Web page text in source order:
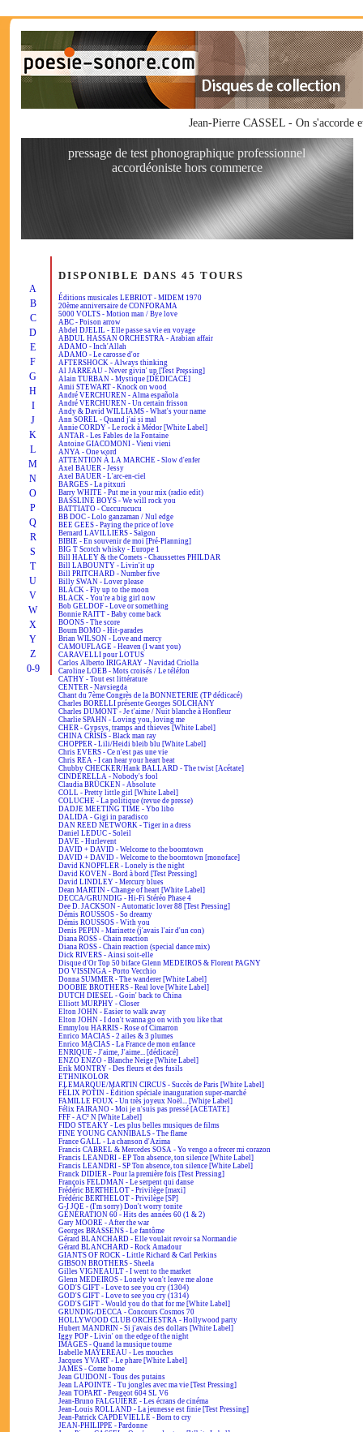
Jean-Pierre CASSEL - On s'accorde
pressage de test phonographique professionnel
accordéoniste hors commerce
A
B
C
D
E
F
G
H
I
J
K
L
M
N
O
P
Q
R
S
T
U
V
W
X
Y
Z
0-9
DISPONIBLE DANS 45 TOURS
Éditions musicales LEBRIOT - MIDEM 1970
20ème anniversaire de CONFORAMA
5000 VOLTS - Motion man / Bye love
ABC - Poison arrow
Abdel DJELIL - Elle passe sa vie en voyage
ABDUL HASSAN ORCHESTRA - Arabian affair
ADAMO - Inch'Allah
ADAMO - Le carosse d'or
AFTERSHOCK - Always thinking
Al JARREAU - Never givin' up [Test Pressing]
Alain TURBAN - Mystique [DÉDICACÉ]
Amii STEWART - Knock on wood
André VERCHUREN - Alma española
André VERCHUREN - Un certain frisson
Andy & David WILLIAMS - What's your name
Ann SOREL - Quand j'ai si mal
Annie CORDY - Le rock à Médor [White Label]
ANTAR - Les Fables de la Fontaine
Antoine GIACOMONI - Vieni vieni
ANYA - One word
ATTENTION À LA MARCHE - Slow d'enfer
Axel BAUER - Jessy
Axel BAUER - L'arc-en-ciel
BARGES - La pitxuri
Barry WHITE - Put me in your mix (radio edit)
BASSLINE BOYS - We will rock you
BATTIATO - Cuccurucucu
BB DOC - Lolo ganzaman / Nul edge
BEE GEES - Paying the price of love
Bernard LAVILLIERS - Saïgon
BIBIE - En souvenir de moi [Pré-Planning]
BIG T Scotch whisky - Europe 1
Bill HALEY & the Comets - Chaussettes PHILDAR
Bill LABOUNTY - Livin'it up
Bill PRITCHARD - Number five
Billy SWAN - Lover please
BLACK - Fly up to the moon
BLACK - You're a big girl now
Bob GELDOF - Love or something
Bonnie RAITT - Baby come back
BOONS - The score
Boum BOMO - Hit-parades
Brian WILSON - Love and mercy
CAMOUFLAGE - Heaven (I want you)
CARAVELLI pour LOTUS
Carlos Alberto IRIGARAY - Navidad Criolla
Caroline LOEB - Mots croisés / Le téléfon
CATHY - Tout est littérature
CENTER - Navsiegda
Chant du 7ème Congrès de la BONNETERIE (TP dédicacé)
Charles BORELLI présente Georges SOLCHANY
Charles DUMONT - Je t'aime / Nuit blanche à Honfleur
Charlie SPAHN - Loving you, loving me
CHER - Gypsys, tramps and thieves [White Label]
CHINA CRISIS - Black man ray
CHOPPER - Lili/Heidi bleib blu [White Label]
Chris EVERS - Ce n'est pas une vie
Chris REA - I can hear your heart beat
Chubby CHECKER/Hank BALLARD - The twist [Acétate]
CINDERELLA - Nobody's fool
Claudia BRÜCKEN - Absolute
COLL - Pretty little girl [White Label]
COLUCHE - La politique (revue de presse)
DADJE MEETING TIME - Ybo libo
DALIDA - Gigi in paradisco
DAN REED NETWORK - Tiger in a dress
Daniel LEDUC - Soleil
DAVE - Hurlevent
DAVID + DAVID - Welcome to the boomtown
DAVID + DAVID - Welcome to the boomtown [monoface]
David KNOPFLER - Lonely is the night
David KOVEN - Bord à bord [Test Pressing]
David LINDLEY - Mercury blues
Dean MARTIN - Change of heart [White Label]
DECCA/GRUNDIG - Hi-Fi Stéréo Phase 4
Dee D. JACKSON - Automatic lover 88 [Test Pressing]
Démis ROUSSOS - So dreamy
Démis ROUSSOS - With you
Denis PEPIN - Marinette (j'avais l'air d'un con)
Diana ROSS - Chain reaction
Diana ROSS - Chain reaction (special dance mix)
Dick RIVERS - Ainsi soit-elle
Disque d'Or Top 50 biface Glenn MEDEIROS & Florent PAGNY
DO VISSINGA - Porto Vecchio
Donna SUMMER - The wanderer [White Label]
DOOBIE BROTHERS - Real love [White Label]
DUTCH DIESEL - Goin' back to China
Elliott MURPHY - Closer
Elton JOHN - Easier to walk away
Elton JOHN - I don't wanna go on with you like that
Emmylou HARRIS - Rose of Cimarron
Enrico MACIAS - 2 ailes & 3 plumes
Enrico MACIAS - La France de mon enfance
ENRIQUÉ - J'aime, J'aime... [dédicacé]
ENZO ENZO - Blanche Neige [White Label]
Erik MONTRY - Des fleurs et des fusils
ETHNIKOLOR
F.LEMARQUE/MARTIN CIRCUS - Succès de Paris [White Label]
FÉLIX POTIN - Édition spéciale inauguration super-marché
FAMILLE FOUX - Un très joyeux Noël... [White Label]
Félix FAIRANO - Moi je n'suis pas pressé [ACÉTATE]
FFF - AC² N [White Label]
FIDO STEAKY - Les plus belles musiques de films
FINE YOUNG CANNIBALS - The flame
France GALL - La chanson d'Azima
Francis CABREL & Mercedes SOSA - Yo vengo a ofrecer mi corazon
Francis LEANDRI - EP Ton absence, ton silence [White Label]
Francis LEANDRI - SP Ton absence, ton silence [White Label]
Franck DIDIER - Pour la première fois [Test Pressing]
François FELDMAN - Le serpent qui danse
Frédéric BERTHELOT - Privilège [maxi]
Frédéric BERTHELOT - Privilège [SP]
G-I JOE - (I'm sorry) Don't worry tonite
GÉNÉRATION 60 - Hits des années 60 (1 & 2)
Gary MOORE - After the war
Georges BRASSENS - Le fantôme
Gérard BLANCHARD - Elle voulait revoir sa Normandie
Gérard BLANCHARD - Rock Amadour
GIANTS OF ROCK - Little Richard & Carl Perkins
GIBSON BROTHERS - Sheela
Gilles VIGNEAULT - I went to the market
Glenn MEDEIROS - Lonely won't leave me alone
GOD'S GIFT - Love to see you cry (1304)
GOD'S GIFT - Love to see you cry (1314)
GOD'S GIFT - Would you do that for me [White Label]
GRUNDIG/DECCA - Concours Cosmos 70
HOLLYWOOD CLUB ORCHESTRA - Hollywood party
Hubert MANDRIN - Si j'avais des dollars [White Label]
Iggy POP - Livin' on the edge of the night
IMAGES - Quand la musique tourne
Isabelle MAYEREAU - Les mouches
Jacques YVART - Le phare [White Label]
JAMES - Come home
Jean GUIDONI - Tous des putains
Jean LAPOINTE - Tu jongles avec ma vie [Test Pressing]
Jean TOPART - Peugeot 604 SL V6
Jean-Bruno FALGUIÈRE - Les écrans de cinéma
Jean-Louis ROLLAND - La jeunesse est finie [Test Pressing]
Jean-Patrick CAPDEVIELLE - Born to cry
JEAN-PHILIPPE - Pardonne